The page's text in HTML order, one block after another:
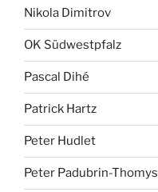
Nikola Dimitrov
OK Südwestpfalz
Pascal Dihé
Patrick Hartz
Peter Hudlet
Peter Padubrin-Thomys